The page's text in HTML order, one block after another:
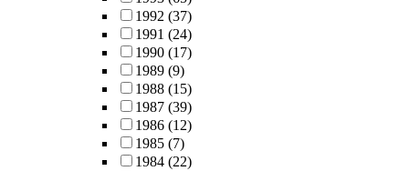
1992 (37)
1991 (24)
1990 (17)
1989 (9)
1988 (15)
1987 (39)
1986 (12)
1985 (7)
1984 (22)